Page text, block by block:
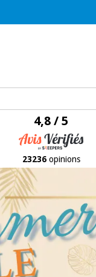
4,8 / 5
23236opinions